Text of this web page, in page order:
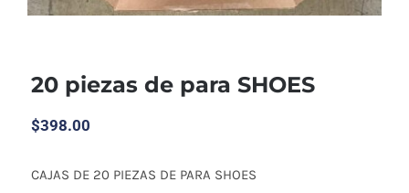
20 piezas de para SHOES
$398.00
CAJAS DE 20 PIEZAS DE PARA SHOES